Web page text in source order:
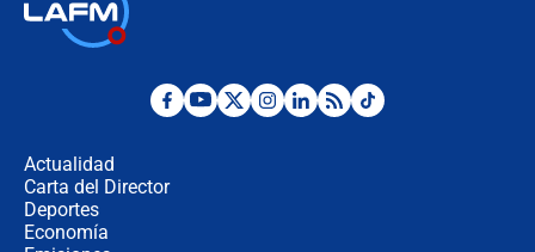
¿Por qué De la Espriella gobernará
Actualidad
Carta del Director
Deportes
Economía